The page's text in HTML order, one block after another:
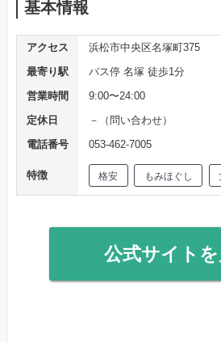
基本情報
アクセス
浜松市中央区名塚町375
最寄り駅
バス停 名塚 徒歩1分
営業時間
9:00〜24:00
定休日
－（問い合わせ）
電話番号
053-462-7005
特徴 格安 もみほぐし
公式サイトを